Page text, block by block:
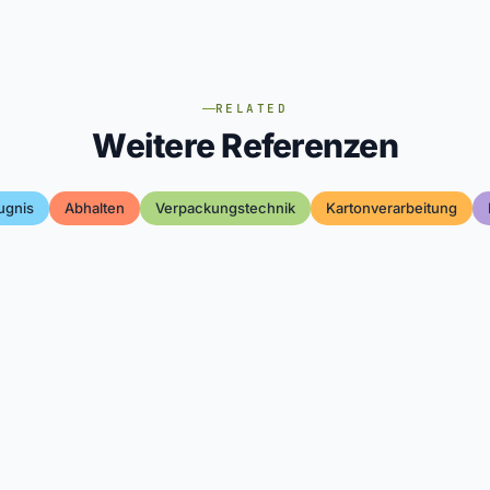
RELATED
Weitere Referenzen
Abhalten Verpackungstechnik Kartonverarbeitung